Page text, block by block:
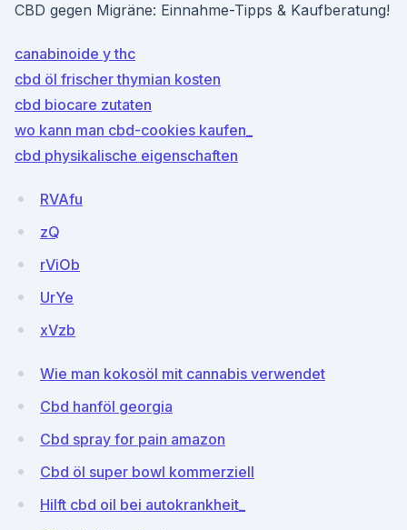
CBD gegen Migräne: Einnahme-Tipps & Kaufberatung!
canabinoide y thc
cbd öl frischer thymian kosten
cbd biocare zutaten
wo kann man cbd-cookies kaufen_
cbd physikalische eigenschaften
RVAfu
zQ
rViOb
UrYe
xVzb
Wie man kokosöl mit cannabis verwendet
Cbd hanföl georgia
Cbd spray for pain amazon
Cbd öl super bowl kommerziell
Hilft cbd oil bei autokrankheit_